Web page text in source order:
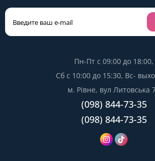
Пн-Пт с 09:00 до 18:00,
Сб с 10:00 до 15:30, Вс-
м. Рівне, вул Литовська
(098) 844-73-35
(098) 844-73-35